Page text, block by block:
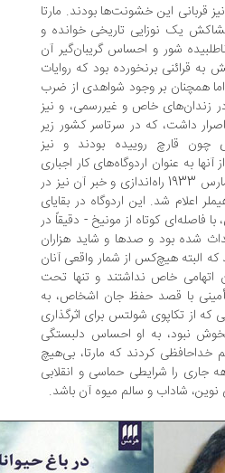
این خشونت‌ها بودند. مارتا
نوزایی تاریخی خوانده و
شور و احساس گریبان‌گیر آن
برنخورده بود که روایات
بر وجود شواهدی از ضرب
خاص و غیررسمی، و نیز
که در سرتاسر کشور زیر
روییده بودند و نیز
اردوگاه‌های کار اجباری
یاد می‌شود. یکی از آنها در 22 مارس 1933 راه‌اندازی و خبر آن نیز در
شد. این اردوگاه در بقایای
کوتاه از مونیخ - دقیقاً در
بود و صدها و شاید هزاران
هیچ‌کس از شمار واقعی آنان
خاص نداشتند و تنها تحت
با قصد حفظ جان اشخاص، به
تکاپوی شولتس برای اثرگذاری
به او احساس دلبستگی
کردند که مارتا، بی‌هیچ
شرایطی حماسی و انقلابی
و سالم میوه آن باشد.